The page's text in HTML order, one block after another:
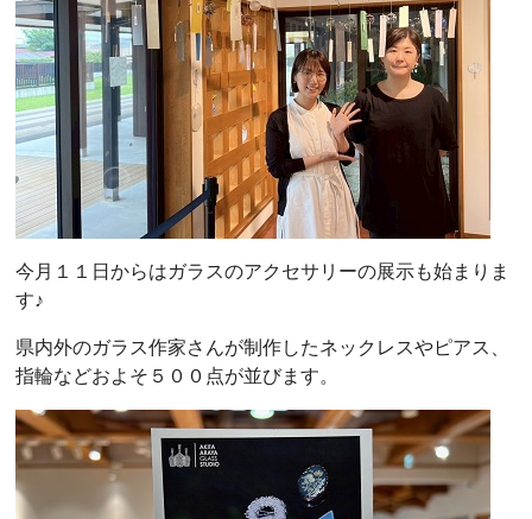
今月１１日からはガラスのアクセサリーの展示も始まりま
す♪
県内外のガラス作家さんが制作したネックレスやピアス、
指輪などおよそ５００点が並びます。